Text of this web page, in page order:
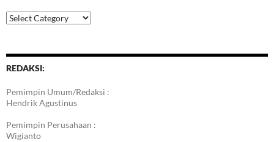
Kategori
Berita
REDAKSI:
Pemimpin Umum/Redaksi :
Hendrik Agustinus
Pemimpin Perusahaan :
Wigianto